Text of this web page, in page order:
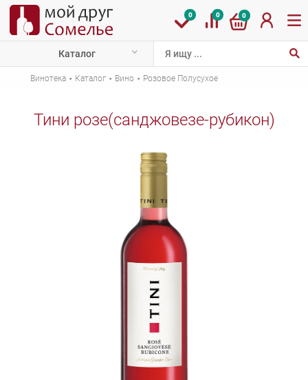
0 0 0
Каталог
Винотека · Каталог · Вино · Розовое Полусухое
Тини розе(санджовезе-рубикон)